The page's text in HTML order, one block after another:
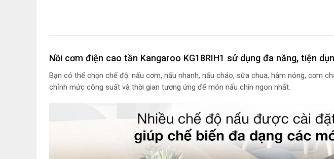
Nồi cơm điện cao tần Kangaroo KG18RIH1 sử dụng đa năng, tiện
Bạn có thể chọn chế độ: nấu cơm, nấu nhanh, nấu cháo, sữa chua, hâm nóng, cơm
chỉnh mức công suất và thời gian tương ứng để món nấu chín ngon nhất.